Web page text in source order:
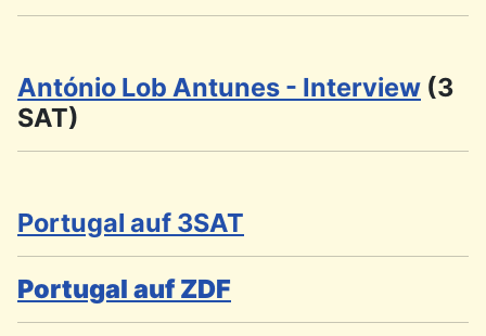
António Lob Antunes - Interview (3
SAT)
Portugal auf 3SAT
Portugal auf ZDF